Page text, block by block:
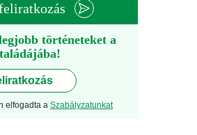
történeteket a
elfogadta a Szabályzatunkat